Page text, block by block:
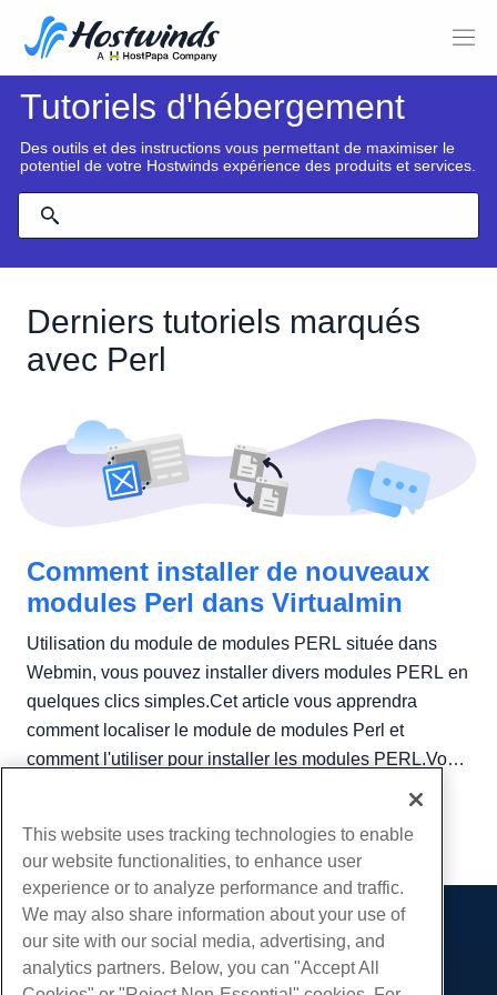
Tutoriels d'hébergement
Des outils et des instructions vous permettant de maximiser le
potentiel de votre Hostwinds expérience des produits et services.
Derniers tutoriels marqués
avec Perl
Comment installer de nouveaux
modules Perl dans Virtualmin
Utilisation du module de modules PERL située dans
Webmin, vous pouvez installer divers modules PERL en
quelques clics simples.Cet article vous apprendra
comment localiser le module de modules Perl et
comment l'utiliser pour installer les modules PERL.Vous
Des produits
Hébergement Web
Prestations de service
This website uses tracking technologies to enable
our website functionalities, to enhance user
experience or to analyze performance and traffic.
We may also share information about your use of
our site with our social media, advertising, and
analytics partners. Below, you can "Accept All